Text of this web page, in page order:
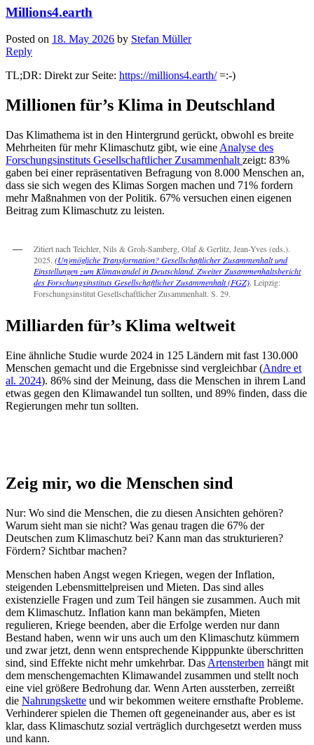
Millions4.earth
Posted on 18. May 2026 by Stefan Müller
Reply
TL;DR: Direkt zur Seite: https://millions4.earth/=:-)
Millionen für’s Klima in Deutschland
Das Klimathema ist in den Hintergrund gerückt, obwohl es breite
Mehrheiten für mehr Klimaschutz gibt, wie eine Analyse des
Forschungsinstituts Gesellschaftlicher Zusammenhalt zeigt: 83%
gaben bei einer repräsentativen Befragung von 8.000 Menschen an,
dass sie sich wegen des Klimas Sorgen machen und 71% fordern
mehr Maßnahmen von der Politik. 67% versuchen einen eigenen
Beitrag zum Klimaschutz zu leisten.
Zitiert nach Teichler, Nils & Groh-Samberg, Olaf & Gerlitz, Jean-Yves (eds.).
2025. (Un)mögliche Transformation? Gesellschaftlicher Zusammenhalt und
Einstellungen zum Klimawandel in Deutschland. Zweiter Zusammenhaltsbericht
des Forschungsinstituts Gesellschaftlicher Zusammenhalt (FGZ). Leipzig:
Forschungsinstitut Gesellschaftlicher Zusammenhalt. S. 29.
Milliarden für’s Klima weltweit
Eine ähnliche Studie wurde 2024 in 125 Ländern mit fast 130.000
Menschen gemacht und die Ergebnisse sind vergleichbar (Andre et
al. 2024). 86% sind der Meinung, dass die Menschen in ihrem Land
etwas gegen den Klimawandel tun sollten, und 89% finden, dass die
Regierungen mehr tun sollten.
Zeig mir, wo die Menschen sind
Nur: Wo sind die Menschen, die zu diesen Ansichten gehören?
Warum sieht man sie nicht? Was genau tragen die 67% der
Deutschen zum Klimaschutz bei? Kann man das strukturieren?
Fördern? Sichtbar machen?
Menschen haben Angst wegen Kriegen, wegen der Inflation,
steigenden Lebensmittelpreisen und Mieten. Das sind alles
existenzielle Fragen und zum Teil hängen sie zusammen. Auch mit
dem Klimaschutz. Inflation kann man bekämpfen, Mieten
regulieren, Kriege beenden, aber die Erfolge werden nur dann
Bestand haben, wenn wir uns auch um den Klimaschutz kümmern
und zwar jetzt, denn wenn entsprechende Kipppunkte überschritten
sind, sind Effekte nicht mehr umkehrbar. Das Artensterben hängt mit
dem menschengemachten Klimawandel zusammen und stellt noch
eine viel größere Bedrohung dar. Wenn Arten aussterben, zerreißt
die Nahrungskette und wir bekommen weitere ernsthafte Probleme.
Verhinderer spielen die Themen oft gegeneinander aus, aber es ist
klar, dass Klimaschutz sozial verträglich durchgesetzt werden muss
und kann.